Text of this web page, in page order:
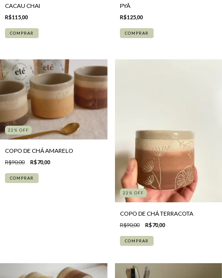
CACAU CHAI
R$115,00
PYÃ
R$125,00
22 % OFF
COPO DE CHÁ AMARELO
R$90,00 R$70,00
COMPRAR
22 % OFF
COPO DE CHÁ TERRACOTA
R$90,00 R$70,00
COMPRAR